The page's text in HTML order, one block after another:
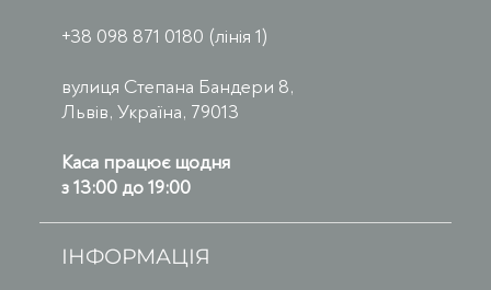
+38 098 871 0180 (лінія 1)
вулиця Степана Бандери 8,
Львів, Україна, 79013
Каса працює щодня
з 13:00 до 19:00
ІНФОРМАЦІЯ